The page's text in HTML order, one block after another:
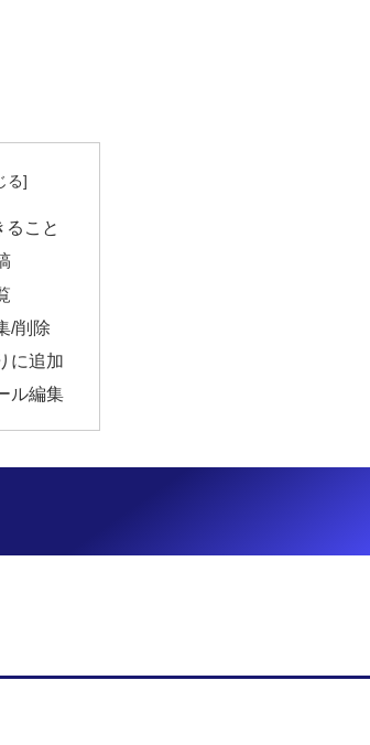
ること
/削除
に追加
ル編集